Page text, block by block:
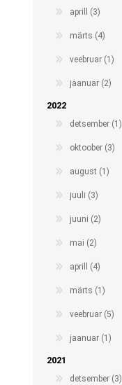
aprill (3)
märts (4)
veebruar (1)
jaanuar (2)
2022
detsember (1)
oktoober (3)
august (1)
juuli (3)
juuni (2)
mai (2)
aprill (4)
märts (1)
veebruar (5)
jaanuar (1)
2021
detsember (3)